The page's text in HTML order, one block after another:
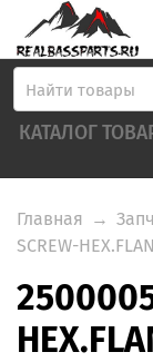
КАТАЛОГ
Главная →
SCREW-